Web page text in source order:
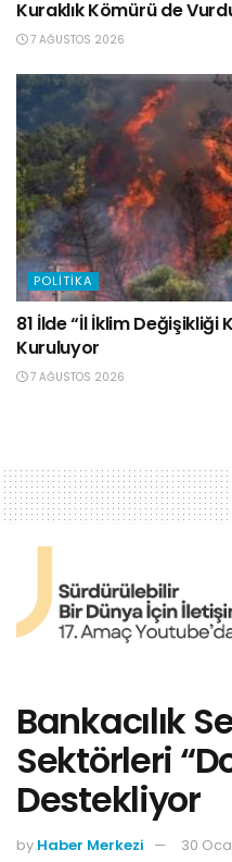
Kuraklık Kömürü de
7 AĞUSTOS 2026
POLITIKA
81 İlde “İl İklim
Kuruluyor
7 AĞUSTOS 2026
Bankacılık
Sektörleri
Destekliyor
by Haber Merkezi
30